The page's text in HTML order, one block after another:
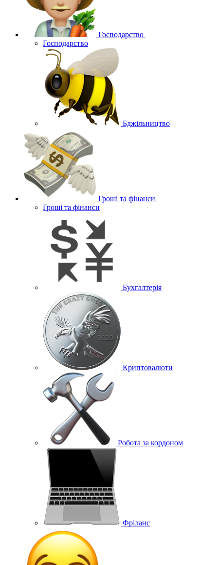
Господарство
Господарство
Бджільництво
Гроші та фінанси
Гроші та фінанси
Бухгалтерія
Криптовалюти
Робота за кордоном
Фріланс